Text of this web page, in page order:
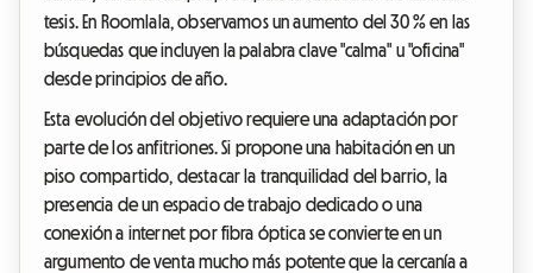
tesis. En Roomlala, observamos un aumento del 30 % en las
búsquedas que incluyen la palabra clave "calma" u "oficina"
desde principios de año.
Esta evolución del objetivo requiere una adaptación por
parte de los anfitriones. Si propone una habitación en un
piso compartido, destacar la tranquilidad del barrio, la
presencia de un espacio de trabajo dedicado o una
conexión a internet por fibra óptica se convierte en un
argumento de venta mucho más potente que la cercanía a